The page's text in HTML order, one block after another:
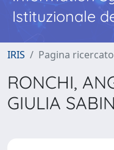
Istituzionale
IRIS Pagina
RONCHI,
GIULIA